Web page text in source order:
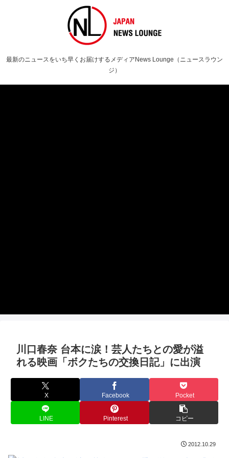
最新のニュースをいち早くお届けするメディアNews Lounge（ニュースラウン
ジ）
川口春奈 台本に涙！芸人たちとの愛が溢
れる映画「ボクたちの交換日記」に出演
X Facebook Pocket
LINE Pinterest コピー
2012.10.29